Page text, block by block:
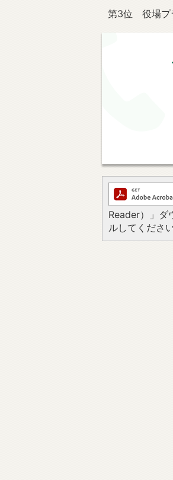
第3位 役場プ
Reader）」ダ
ルしてください